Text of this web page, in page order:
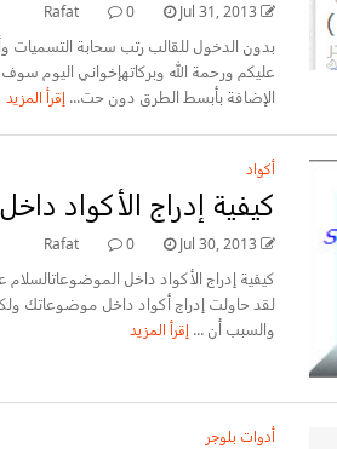
Rafat 0 Jul 31, 2013
بدون الدخول للقالب رتب سحابة التسميات
عليكم ورحمة الله وبركاتهإخواني اليوم
الإضافة بأبسط الطرق دون حت... إقرأ المزيد
أكواد
كيفية إدراج الأكواد
Rafat 0 Jul 30, 2013
كيفية إدراج الأكواد داخل الموضوعاتالسلام
لقد حاولت إدراج أكواد داخل موضوعاتك
والسبب أن ... إقرأ المزيد
أدوات بلوجر